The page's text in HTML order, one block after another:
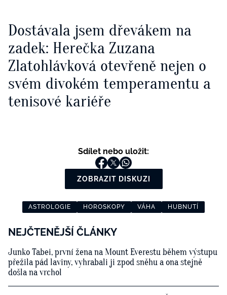
Dostávala jsem dřevákem na
zadek: Herečka Zuzana
Zlatohlávková otevřeně nejen o
svém divokém temperamentu a
tenisové kariéře
Sdílet nebo uložit:
ZOBRAZIT DISKUZI
ASTROLOGIE HOROSKOPY VÁHA HUBNUTÍ
NEJČTENĚJŠÍ ČLÁNKY
Junko Tabei, první žena na Mount Everestu během výstupu
přežila pád laviny, vyhrabali ji zpod sněhu a ona stejně
došla na vrchol